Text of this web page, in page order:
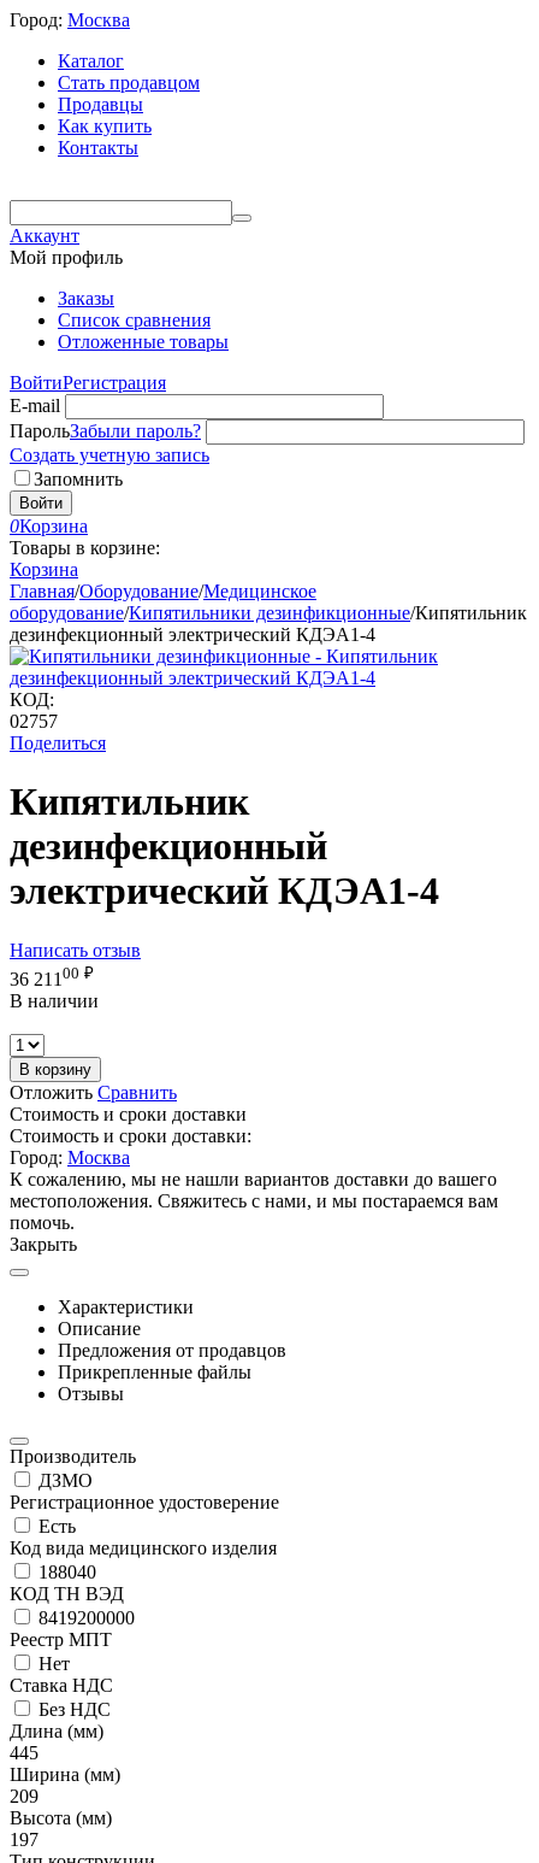
Город: Москва
Каталог
Стать продавцом
Продавцы
Как купить
Контакты
Аккаунт
Мой профиль
Заказы
Список сравнения
Отложенные товары
ВойтиРегистрация
E-mail
ПарольЗабыли пароль?
Создать учетную запись
Запомнить
Войти
0Корзина
Товары в корзине:
Корзина
Главная/Оборудование/Медицинское
оборудование/Кипятильники дезинфикционные/Кипятильник
дезинфекционный электрический КДЭА1-4
КОД:
02757
Поделиться
Кипятильник
дезинфекционный
электрический КДЭА1-4
Написать отзыв
36 211 00 ₽
В наличии
В корзину
Отложить Сравнить
Стоимость и сроки доставки
Стоимость и сроки доставки:
Город: Москва
К сожалению, мы не нашли вариантов доставки до вашего
местоположения. Свяжитесь с нами, и мы постараемся вам
помочь.
Закрыть
Характеристики
Описание
Предложения от продавцов
Прикрепленные файлы
Отзывы
Производитель
ДЗМО
Регистрационное удостоверение
Есть
Код вида медицинского изделия
188040
КОД ТН ВЭД
8419200000
Реестр МПТ
Нет
Ставка НДС
Без НДС
Длина (мм)
445
Ширина (мм)
209
Высота (мм)
197